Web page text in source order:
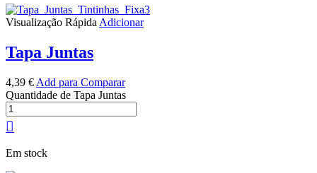
Visualização Rápida Adicionar
Tapa Juntas
4,39 € Add para Comparar
Quantidade de Tapa Juntas
Em stock